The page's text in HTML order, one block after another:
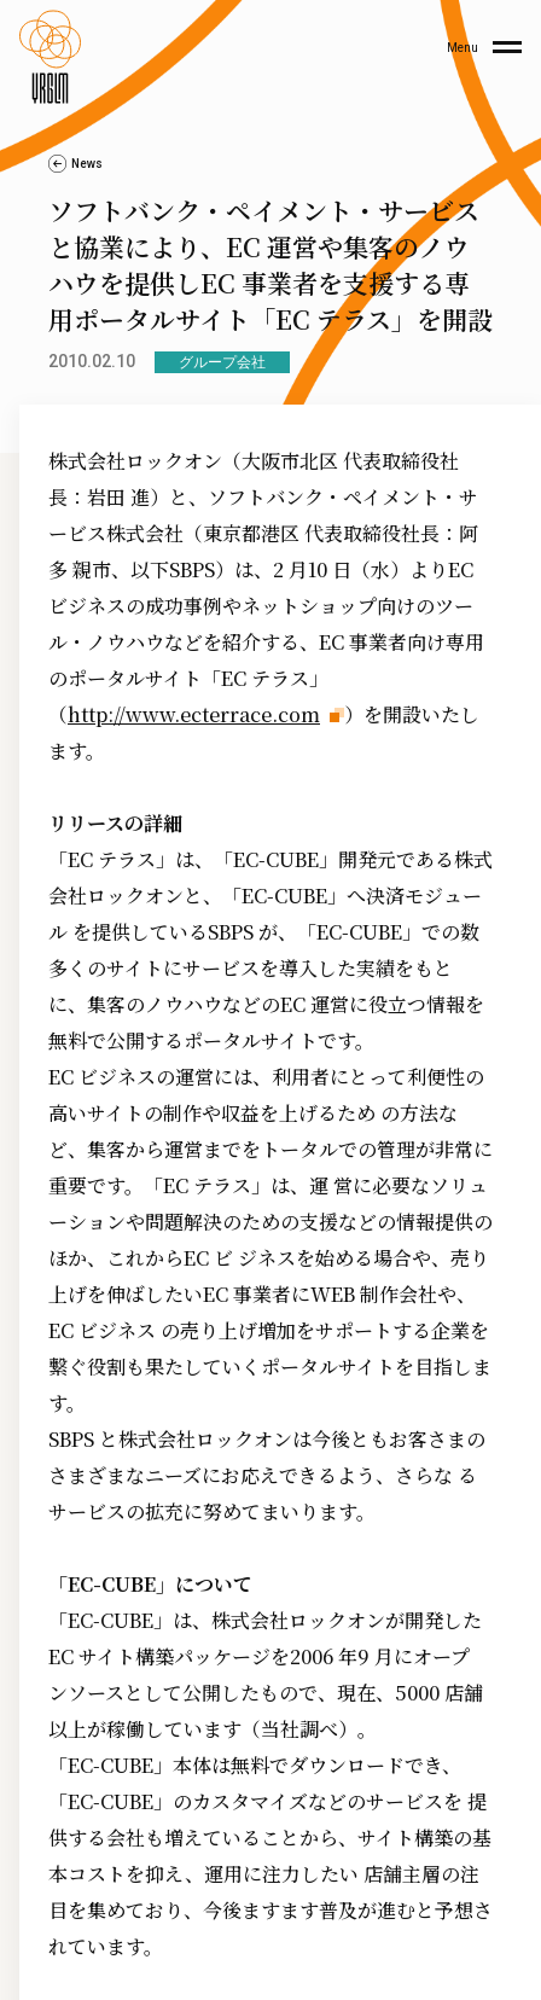
Menu
News
ソフトバンク・ペイメント・サービス
と協業により、EC 運営や集客のノウ
ハウを提供しEC 事業者を支援する専
用ポータルサイト「EC テラス」を開設
2010.02.10 グループ会社
株式会社ロックオン（大阪市北区 代表取締役社
長：岩田 進）と、ソフトバンク・ペイメント・サ
ービス株式会社（東京都港区 代表取締役社長：阿
多 親市、以下SBPS）は、2 月10 日（水）よりEC
ビジネスの成功事例やネットショップ向けのツー
ル・ノウハウなどを紹介する、EC 事業者向け専用
のポータルサイト「EC テラス」
（http://www.ecterrace.com
）を開設いたし
ます。
リリースの詳細
「EC テラス」は、「EC-CUBE」開発元である株式
会社ロックオンと、「EC-CUBE」へ決済モジュー
ル を提供しているSBPS が、「EC-CUBE」での数
多くのサイトにサービスを導入した実績をもと
に、集客のノウハウなどのEC 運営に役立つ情報を
無料で公開するポータルサイトです。
EC ビジネスの運営には、利用者にとって利便性の
高いサイトの制作や収益を上げるため の方法な
ど、集客から運営までをトータルでの管理が非常に
重要です。「EC テラス」は、運 営に必要なソリュ
ーションや問題解決のための支援などの情報提供の
ほか、これからEC ビ ジネスを始める場合や、売り
上げを伸ばしたいEC 事業者にWEB 制作会社や、
EC ビジネス の売り上げ増加をサポートする企業を
繋ぐ役割も果たしていくポータルサイトを目指しま
す。
SBPS と株式会社ロックオンは今後ともお客さまの
さまざまなニーズにお応えできるよう、さらな る
サービスの拡充に努めてまいります。
「EC-CUBE」について
「EC-CUBE」は、株式会社ロックオンが開発した
EC サイト構築パッケージを2006 年9 月にオープ
ンソースとして公開したもので、現在、5000 店舗
以上が稼働しています（当社調べ）。
「EC-CUBE」本体は無料でダウンロードでき、
「EC-CUBE」のカスタマイズなどのサービスを 提
供する会社も増えていることから、サイト構築の基
本コストを抑え、運用に注力したい 店舗主層の注
目を集めており、今後ますます普及が進むと予想さ
れています。